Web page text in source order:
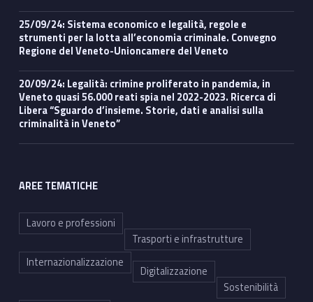
25/09/24: Sistema economico e legalità, regole e
strumenti per la lotta all’economia criminale. Convegno
Regione del Veneto-Unioncamere del Veneto
20/09/24: Legalità: crimine proliferato in pandemia, in
Veneto quasi 56.000 reati spia nel 2022-2023. Ricerca di
Libera “Sguardo d’insieme. Storie, dati e analisi sulla
criminalità in Veneto”
AREE TEMATICHE
Lavoro e professioni
Trasporti e infrastrutture
Internazionalizzazione
Digitalizzazione
Sostenibilità